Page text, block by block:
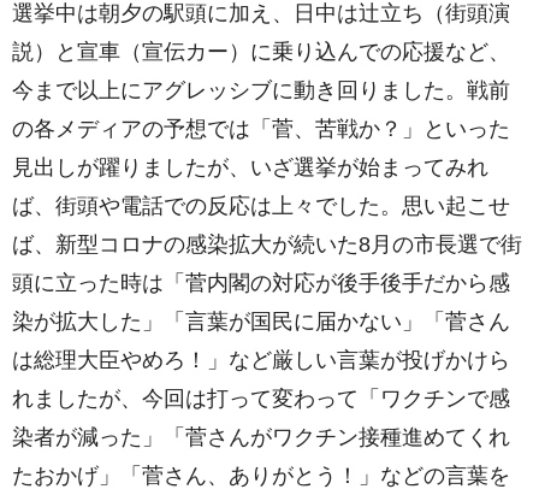
選挙中は朝夕の駅頭に加え、日中は辻立ち（街頭演
説）と宣車（宣伝カー）に乗り込んでの応援など、
今まで以上にアグレッシブに動き回りました。戦前
の各メディアの予想では「菅、苦戦か？」といった
見出しが躍りましたが、いざ選挙が始まってみれ
ば、街頭や電話での反応は上々でした。思い起こせ
ば、新型コロナの感染拡大が続いた8月の市長選で街
頭に立った時は「菅内閣の対応が後手後手だから感
染が拡大した」「言葉が国民に届かない」「菅さん
は総理大臣やめろ！」など厳しい言葉が投げかけら
れましたが、今回は打って変わって「ワクチンで感
染者が減った」「菅さんがワクチン接種進めてくれ
たおかげ」「菅さん、ありがとう！」などの言葉を